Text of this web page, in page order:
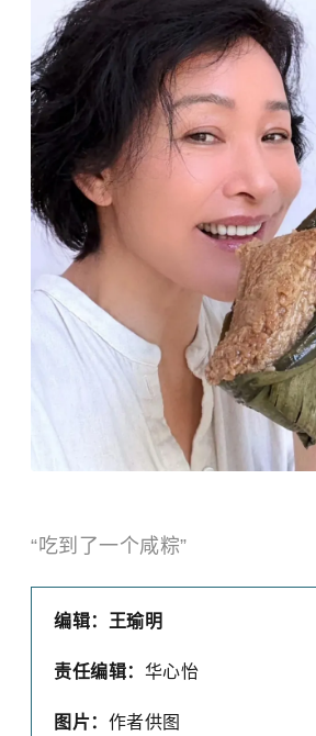
“吃到了一个咸粽”
编辑：王瑜明
责任编辑： 华心怡
图片： 作者供图